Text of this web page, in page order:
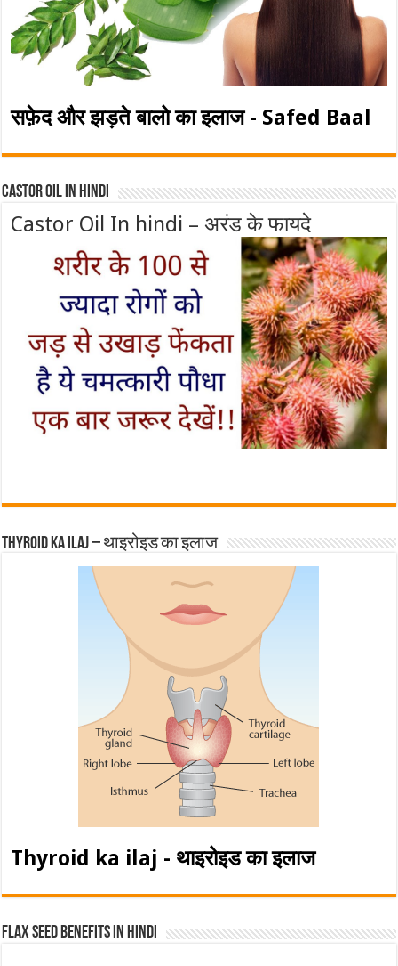
सफ़ेद और झड़ते बालो का इलाज - Safed Baal
Castor Oil In Hindi
Castor Oil In hindi – अरंड के फायदे
Thyroid ka ilaj – थाइरोइड का इलाज
Thyroid ka ilaj - थाइरोइड का इलाज
Flax Seed Benefits in hindi